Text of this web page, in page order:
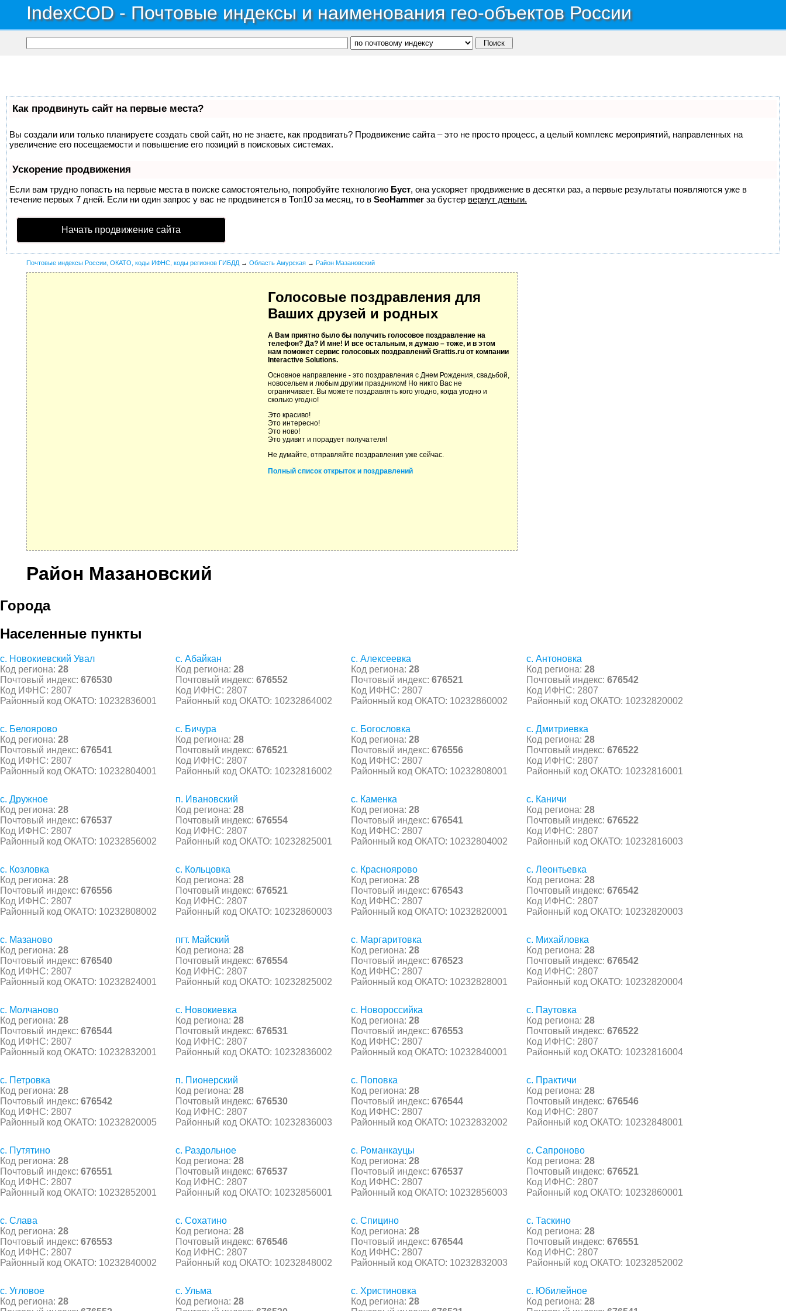
IndexCOD - Почтовые индексы и наименования гео-объектов России
Как продвинуть сайт на первые места?
Вы создали или только планируете создать свой сайт, но не знаете, как продвигать? Продвижение сайта – это не просто процесс, а целый комплекс мероприятий, направленных на
увеличение его посещаемости и повышение его позиций в поисковых системах.
Ускорение продвижения
Если вам трудно попасть на первые места в поиске самостоятельно, попробуйте технологию Буст, она ускоряет продвижение в десятки раз, а первые результаты появляются уже в
течение первых 7 дней. Если ни один запрос у вас не продвинется в Топ10 за месяц, то в SeoHammer за бустер вернут деньги.
Начать продвижение сайта
Почтовые индексы России, ОКАТО, коды ИФНС, коды регионов ГИБДД → Область Амурская → Район Мазановский
Голосовые поздравления для
Ваших друзей и родных
А Вам приятно было бы получить голосовое поздравление на
телефон? Да? И мне! И все остальным, я думаю – тоже, и в этом
нам поможет сервис голосовых поздравлений Grattis.ru от компании
Interactive Solutions.
Основное направление - это поздравления с Днем Рождения, свадьбой,
новосельем и любым другим праздником! Но никто Вас не
ограничивает. Вы можете поздравлять кого угодно, когда угодно и
сколько угодно!
Это красиво!
Это интересно!
Это ново!
Это удивит и порадует получателя!
Не думайте, отправляйте поздравления уже сейчас.
Полный список открыток и поздравлений
Район Мазановский
Города
Населенные пункты
с. Новокиевский Увал
Код региона: 28
Почтовый индекс: 676530
Код ИФНС: 2807
Районный код ОКАТО: 10232836001
с. Абайкан
Код региона: 28
Почтовый индекс: 676552
Код ИФНС: 2807
Районный код ОКАТО: 10232864002
с. Алексеевка
Код региона: 28
Почтовый индекс: 676521
Код ИФНС: 2807
Районный код ОКАТО: 10232860002
с. Антоновка
Код региона: 28
Почтовый индекс: 676542
Код ИФНС: 2807
Районный код ОКАТО: 10232820002
с. Белоярово
Код региона: 28
Почтовый индекс: 676541
Код ИФНС: 2807
Районный код ОКАТО: 10232804001
с. Бичура
Код региона: 28
Почтовый индекс: 676521
Код ИФНС: 2807
Районный код ОКАТО: 10232816002
с. Богословка
Код региона: 28
Почтовый индекс: 676556
Код ИФНС: 2807
Районный код ОКАТО: 10232808001
с. Дмитриевка
Код региона: 28
Почтовый индекс: 676522
Код ИФНС: 2807
Районный код ОКАТО: 10232816001
с. Дружное
Код региона: 28
Почтовый индекс: 676537
Код ИФНС: 2807
Районный код ОКАТО: 10232856002
п. Ивановский
Код региона: 28
Почтовый индекс: 676554
Код ИФНС: 2807
Районный код ОКАТО: 10232825001
с. Каменка
Код региона: 28
Почтовый индекс: 676541
Код ИФНС: 2807
Районный код ОКАТО: 10232804002
с. Каничи
Код региона: 28
Почтовый индекс: 676522
Код ИФНС: 2807
Районный код ОКАТО: 10232816003
с. Козловка
Код региона: 28
Почтовый индекс: 676556
Код ИФНС: 2807
Районный код ОКАТО: 10232808002
с. Кольцовка
Код региона: 28
Почтовый индекс: 676521
Код ИФНС: 2807
Районный код ОКАТО: 10232860003
с. Красноярово
Код региона: 28
Почтовый индекс: 676543
Код ИФНС: 2807
Районный код ОКАТО: 10232820001
с. Леонтьевка
Код региона: 28
Почтовый индекс: 676542
Код ИФНС: 2807
Районный код ОКАТО: 10232820003
с. Мазаново
Код региона: 28
Почтовый индекс: 676540
Код ИФНС: 2807
Районный код ОКАТО: 10232824001
пгт. Майский
Код региона: 28
Почтовый индекс: 676554
Код ИФНС: 2807
Районный код ОКАТО: 10232825002
с. Маргаритовка
Код региона: 28
Почтовый индекс: 676523
Код ИФНС: 2807
Районный код ОКАТО: 10232828001
с. Михайловка
Код региона: 28
Почтовый индекс: 676542
Код ИФНС: 2807
Районный код ОКАТО: 10232820004
с. Молчаново
Код региона: 28
Почтовый индекс: 676544
Код ИФНС: 2807
Районный код ОКАТО: 10232832001
с. Новокиевка
Код региона: 28
Почтовый индекс: 676531
Код ИФНС: 2807
Районный код ОКАТО: 10232836002
с. Новороссийка
Код региона: 28
Почтовый индекс: 676553
Код ИФНС: 2807
Районный код ОКАТО: 10232840001
с. Паутовка
Код региона: 28
Почтовый индекс: 676522
Код ИФНС: 2807
Районный код ОКАТО: 10232816004
с. Петровка
Код региона: 28
Почтовый индекс: 676542
Код ИФНС: 2807
Районный код ОКАТО: 10232820005
п. Пионерский
Код региона: 28
Почтовый индекс: 676530
Код ИФНС: 2807
Районный код ОКАТО: 10232836003
с. Поповка
Код региона: 28
Почтовый индекс: 676544
Код ИФНС: 2807
Районный код ОКАТО: 10232832002
с. Практичи
Код региона: 28
Почтовый индекс: 676546
Код ИФНС: 2807
Районный код ОКАТО: 10232848001
с. Путятино
Код региона: 28
Почтовый индекс: 676551
Код ИФНС: 2807
Районный код ОКАТО: 10232852001
с. Раздольное
Код региона: 28
Почтовый индекс: 676537
Код ИФНС: 2807
Районный код ОКАТО: 10232856001
с. Романкауцы
Код региона: 28
Почтовый индекс: 676537
Код ИФНС: 2807
Районный код ОКАТО: 10232856003
с. Сапроново
Код региона: 28
Почтовый индекс: 676521
Код ИФНС: 2807
Районный код ОКАТО: 10232860001
с. Слава
Код региона: 28
Почтовый индекс: 676553
Код ИФНС: 2807
Районный код ОКАТО: 10232840002
с. Сохатино
Код региона: 28
Почтовый индекс: 676546
Код ИФНС: 2807
Районный код ОКАТО: 10232848002
с. Спицино
Код региона: 28
Почтовый индекс: 676544
Код ИФНС: 2807
Районный код ОКАТО: 10232832003
с. Таскино
Код региона: 28
Почтовый индекс: 676551
Код ИФНС: 2807
Районный код ОКАТО: 10232852002
с. Угловое
Код региона: 28
с. Ульма
Код региона: 28
с. Христиновка
Код региона: 28
с. Юбилейное
Код региона: 28